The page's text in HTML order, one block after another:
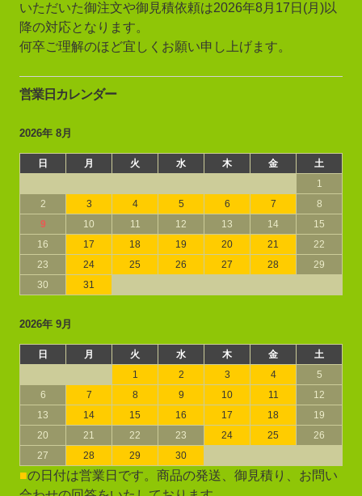
いただいた御注文や御見積依頼は2026年8月17日(月)以
降の対応となります。
何卒ご理解のほど宜しくお願い申し上げます。
営業日カレンダー
2026年 8月
日 月 火 水 木 金
土
1
2
3 4 5 6 7
8
9
10 11 12 13 14
15
16
17 18 19 20 21
22
23
24 25 26 27 28
29
30
31
2026年 9月
日 月 火 水 木 金
土
1
2 3 4
5
6
7 8 9 10 11
12
13
14 15 16 17 18
19
20
21 22 23 24 25
26
27
28 29 30
■の日付は営業日です。商品の発送、御見積り、お問い